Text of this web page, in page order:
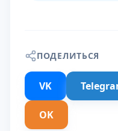
ПОДЕЛИТЬСЯ
VK
OK